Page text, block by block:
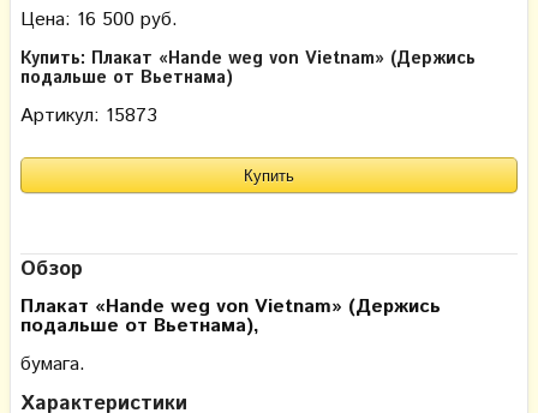
Цена: 16 500 руб.
Купить: Плакат «Hande weg von Vietnam» (Держись
подальше от Вьетнама)
Артикул: 15873
Обзор
Плакат «Hande weg von Vietnam» (Держись
подальше от Вьетнама),
бумага.
Характеристики